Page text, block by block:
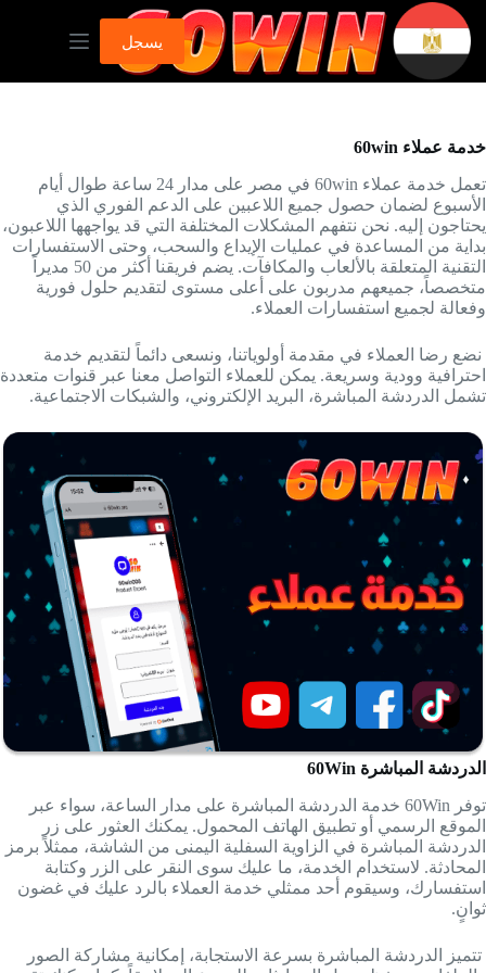
التجاوز
إلى
المحتوى
يسجل
خدمة عملاء 60win
تعمل خدمة عملاء 60win في مصر على مدار 24 ساعة طوال أيام
الأسبوع لضمان حصول جميع اللاعبين على الدعم الفوري الذي
يحتاجون إليه. نحن نتفهم المشكلات المختلفة التي قد يواجهها اللاعبون،
بداية من المساعدة في عمليات الإيداع والسحب، وحتى الاستفسارات
التقنية المتعلقة بالألعاب والمكافآت. يضم فريقنا أكثر من 50 مديراً
متخصصاً، جميعهم مدربون على أعلى مستوى لتقديم حلول فورية
وفعالة لجميع استفسارات العملاء.
نضع رضا العملاء في مقدمة أولوياتنا، ونسعى دائماً لتقديم خدمة
احترافية وودية وسريعة. يمكن للعملاء التواصل معنا عبر قنوات متعددة
تشمل الدردشة المباشرة، البريد الإلكتروني، والشبكات الاجتماعية.
الدردشة المباشرة 60Win
توفر 60Win خدمة الدردشة المباشرة على مدار الساعة، سواء عبر
الموقع الرسمي أو تطبيق الهاتف المحمول. يمكنك العثور على زر
الدردشة المباشرة في الزاوية السفلية اليمنى من الشاشة، ممثلاً برمز
المحادثة. لاستخدام الخدمة، ما عليك سوى النقر على الزر وكتابة
استفسارك، وسيقوم أحد ممثلي خدمة العملاء بالرد عليك في غضون
ثوانٍ.
تتميز الدردشة المباشرة بسرعة الاستجابة، إمكانية مشاركة الصور